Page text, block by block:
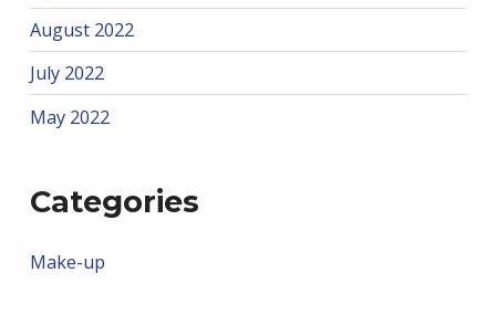
August 2022
July 2022
May 2022
Categories
Make-up